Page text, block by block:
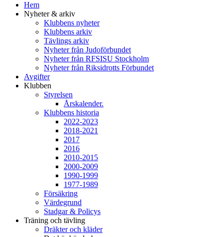
Hem
Nyheter & arkiv
Klubbens nyheter
Klubbens arkiv
Tävlings arkiv
Nyheter från Judoförbundet
Nyheter från RFSISU Stockholm
Nyheter från Riksidrotts Förbundet
Avgifter
Klubben
Styrelsen
Årskalender.
Klubbens historia
2022-2023
2018-2021
2017
2016
2010-2015
2000-2009
1990-1999
1977-1989
Försäkring
Värdegrund
Stadgar & Policys
Träning och tävling
Dräkter och kläder